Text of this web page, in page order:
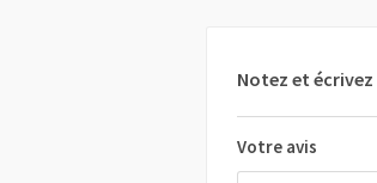
Notez et
Votre avis